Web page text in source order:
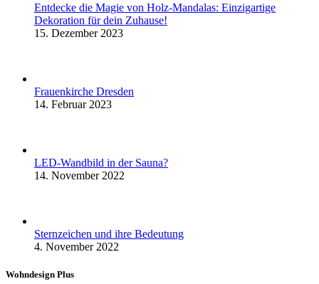
Entdecke die Magie von Holz-Mandalas: Einzigartige
Dekoration für dein Zuhause!
15. Dezember 2023
Frauenkirche Dresden
14. Februar 2023
LED-Wandbild in der Sauna?
14. November 2022
Sternzeichen und ihre Bedeutung
4. November 2022
Wohndesign Plus